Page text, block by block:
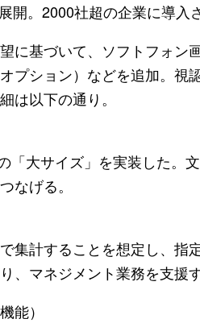
。2000社超の企業に導入
に基づいて、ソフトフォン
プション）などを追加。視
は以下の通り。
大サイズ」を実装した。
なげる。
集計することを想定し、指
、マネジメント業務を支援す
能）